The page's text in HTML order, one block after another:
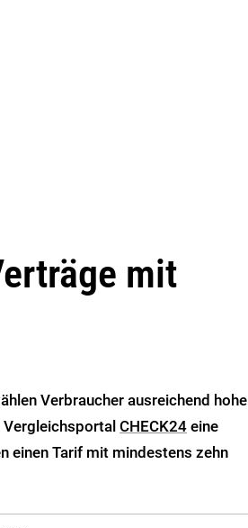
mit
Verbraucher ausreichend hohe
CHECK24 eine
einen Tarif mit mindestens zehn